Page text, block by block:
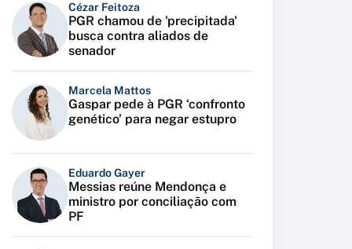
Cézar Feitoza
PGR chamou de 'precipitada'
busca contra aliados de
senador
Marcela Mattos
Gaspar pede à PGR ‘confronto
genético’ para negar estupro
Eduardo Gayer
Messias reúne Mendonça e
ministro por conciliação com
PF